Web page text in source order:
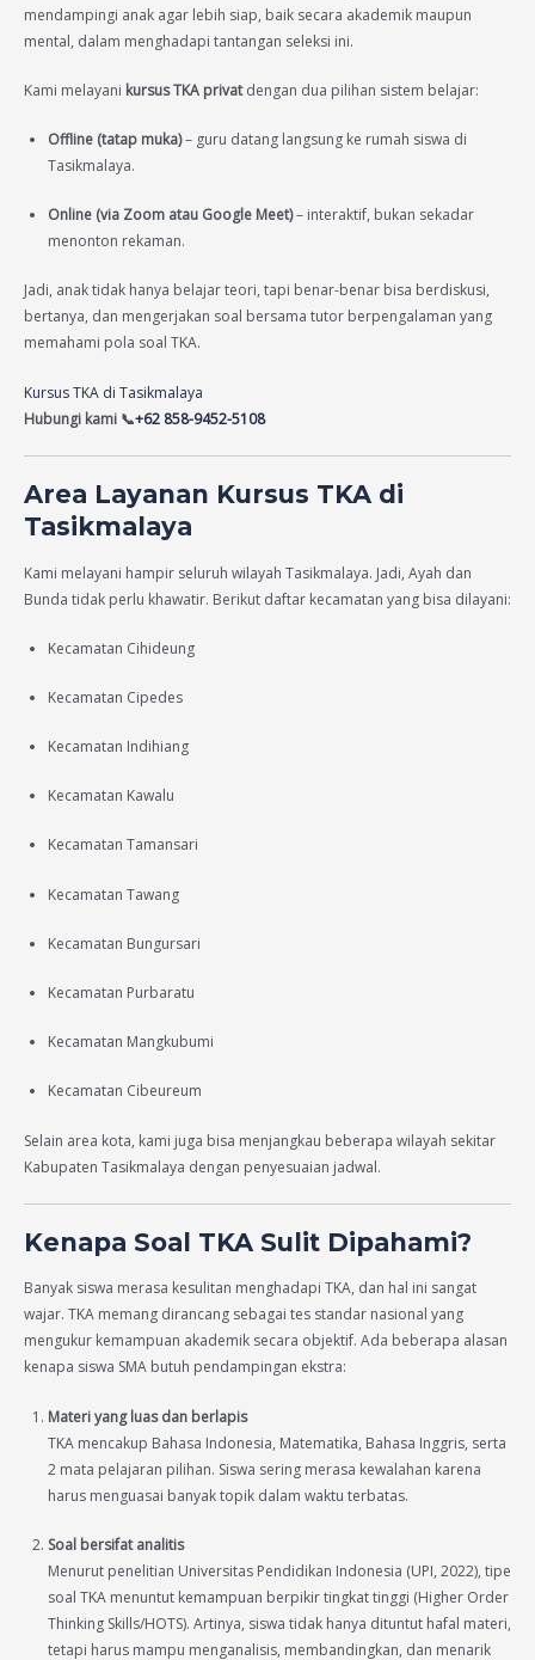
mendampingi anak agar lebih siap, baik secara akademik maupun
mental, dalam menghadapi tantangan seleksi ini.
Kami melayani kursus TKA privatdengan dua pilihan sistem belajar:
Offline (tatap muka)– guru datang langsung ke rumah siswa di
Tasikmalaya.
Online (via Zoom atau Google Meet)– interaktif, bukan sekadar
menonton rekaman.
Jadi, anak tidak hanya belajar teori, tapi benar-benar bisa berdiskusi,
bertanya, dan mengerjakan soal bersama tutor berpengalaman yang
memahami pola soal TKA.
Kursus TKA di Tasikmalaya
Hubungi kami 📞+62 858-9452-5108
Area Layanan Kursus TKA di
Tasikmalaya
Kami melayani hampir seluruh wilayah Tasikmalaya. Jadi, Ayah dan
Bunda tidak perlu khawatir. Berikut daftar kecamatan yang bisa dilayani:
Kecamatan Cihideung
Kecamatan Cipedes
Kecamatan Indihiang
Kecamatan Kawalu
Kecamatan Tamansari
Kecamatan Tawang
Kecamatan Bungursari
Kecamatan Purbaratu
Kecamatan Mangkubumi
Kecamatan Cibeureum
Selain area kota, kami juga bisa menjangkau beberapa wilayah sekitar
Kabupaten Tasikmalaya dengan penyesuaian jadwal.
Kenapa Soal TKA Sulit Dipahami?
Banyak siswa merasa kesulitan menghadapi TKA, dan hal ini sangat
wajar. TKA memang dirancang sebagai tes standar nasional yang
mengukur kemampuan akademik secara objektif. Ada beberapa alasan
kenapa siswa SMA butuh pendampingan ekstra:
Materi yang luas dan berlapis
TKA mencakup Bahasa Indonesia, Matematika, Bahasa Inggris, serta
2 mata pelajaran pilihan. Siswa sering merasa kewalahan karena
harus menguasai banyak topik dalam waktu terbatas.
Soal bersifat analitis
Menurut penelitian Universitas Pendidikan Indonesia (UPI, 2022), tipe
soal TKA menuntut kemampuan berpikir tingkat tinggi (Higher Order
Thinking Skills/HOTS). Artinya, siswa tidak hanya dituntut hafal materi,
tetapi harus mampu menganalisis, membandingkan, dan menarik